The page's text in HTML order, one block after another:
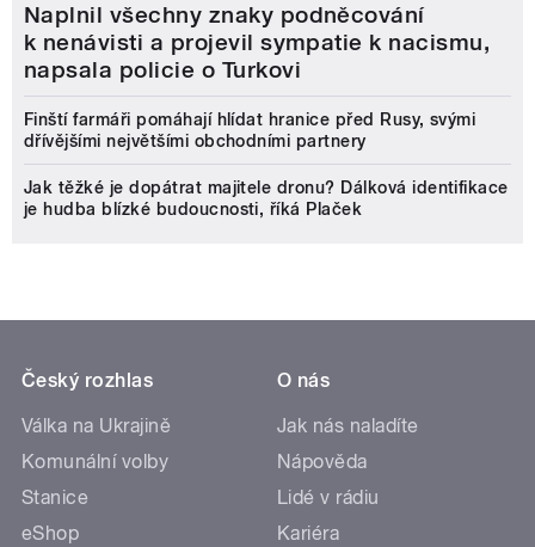
Naplnil všechny znaky podněcování
k nenávisti a projevil sympatie k nacismu,
napsala policie o Turkovi
Finští farmáři pomáhají hlídat hranice před Rusy, svými
dřívějšími největšími obchodními partnery
Jak těžké je dopátrat majitele dronu? Dálková identifikace
je hudba blízké budoucnosti, říká Plaček
Český rozhlas
Válka na Ukrajině
Komunální volby
Stanice
eShop
O nás
Jak nás naladíte
Nápověda
Lidé v rádiu
Kariéra